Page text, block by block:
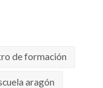
de formación
aragón